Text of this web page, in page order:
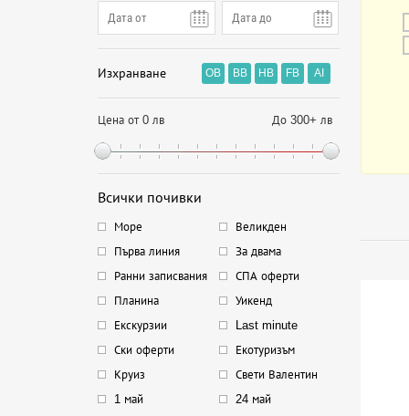
Изхранване OB BB HB FB AI
Цена от 0 лв До 300+ лв
Всички почивки
Море
Великден
Първа линия
За двама
Ранни записвания
СПА оферти
Планина
Уикенд
Екскурзии
Last minute
Ски оферти
Екотуризъм
Круиз
Свети Валентин
1 май
24 май